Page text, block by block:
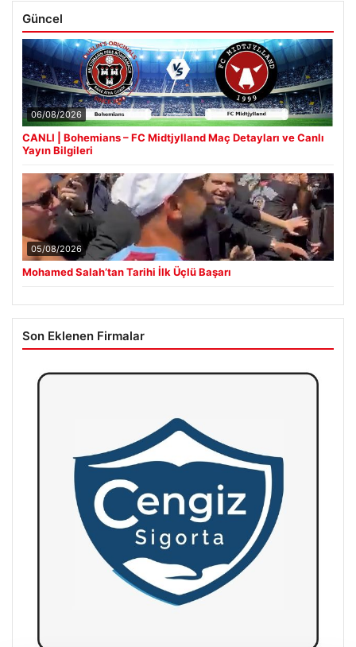
Güncel
06/08/2026
CANLI | Bohemians – FC Midtjylland Maç Detayları ve Canlı
Yayın Bilgileri
05/08/2026
Mohamed Salah’tan Tarihi İlk Üçlü Başarı
Son Eklenen Firmalar